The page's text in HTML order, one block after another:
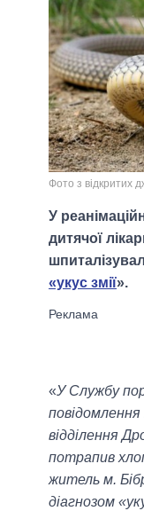
Фото з відкритих
У
дитячої
«укус змії».
«У Службу
відділення
потрапив
житель м.
діагнозом